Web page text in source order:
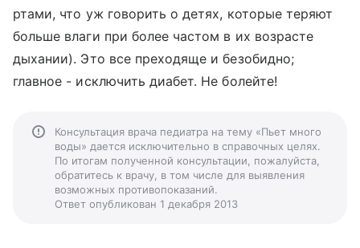
ртами, что уж говорить о детях, которые теряют
больше влаги при более частом в их возрасте
дыхании). Это все преходяще и безобидно;
главное - исключить диабет. Не болейте!
Консультация врача педиатра на тему «Пьет много
воды» дается исключительно в справочных целях.
По итогам полученной консультации, пожалуйста,
обратитесь к врачу, в том числе для выявления
возможных противопоказаний.
Ответ опубликован 1 декабря 2013